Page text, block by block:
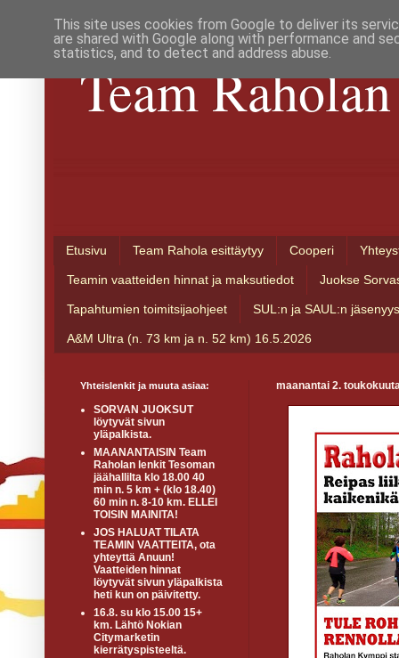
Team
Etusivu Team Rahola esittäytyy Cooperi
Teamin vaatteiden hinnat ja maksutiedot Juokse
Tapahtumien toimitsijaohjeet SUL:n ja SAUL:n jäsenyys
A&M Ultra (n. 73 km ja n. 52 km) 16.5.2026
maanantai 2.
Yhteislenkit ja muuta asiaa:
SORVAN JUOKSUT
löytyvät sivun
yläpalkista.
MAANANTAISIN Team
Raholan lenkit Tesoman
jäähallilta klo 18.00 40
min n. 5 km + (klo 18.40)
60 min n. 8-10 km. ELLEI
TOISIN MAINITA!
JOS HALUAT TILATA
TEAMIN VAATTEITA, ota
yhteyttä Anuun!
Vaatteiden hinnat
löytyvät sivun yläpalkista
heti kun on päivitetty.
16.8. su klo 15.00 15+
km. Lähtö Nokian
Citymarketin
kierrätyspisteeltä.
This site uses cookies from Google to deliver its
are shared with Google along with performance and
statistics, and to detect and address abuse.